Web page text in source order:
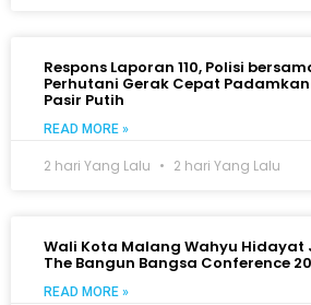
Respons Laporan 110, Polisi
Perhutani Gerak Cepat
Pasir Putih
READ MORE »
2 hari Yang Lalu 2 hari Yang Lalu
Wali Kota Malang Wahyu Hidayat
The Bangun Bangsa Conference
READ MORE »